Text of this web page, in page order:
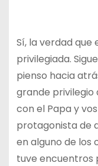
Sí, la verdad
privilegiada.
pienso hacia
grande
con el Papa y
protagonista de
en alguno de los
tuve encuentros